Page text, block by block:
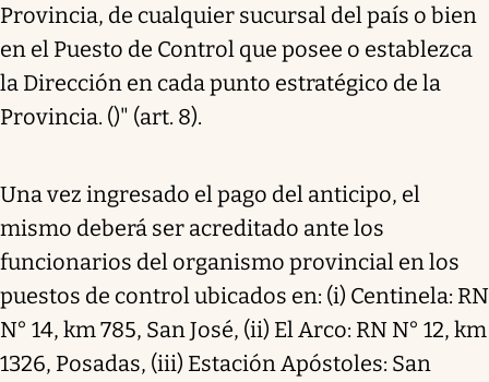
Provincia, de cualquier sucursal del país o bien
en el Puesto de Control que posee o establezca
la Dirección en cada punto estratégico de la
Provincia. ()" (art. 8).
Una vez ingresado el pago del anticipo, el
mismo deberá ser acreditado ante los
funcionarios del organismo provincial en los
puestos de control ubicados en: (i) Centinela: RN
N° 14, km 785, San José, (ii) El Arco: RN N° 12, km
1326, Posadas, (iii) Estación Apóstoles: San